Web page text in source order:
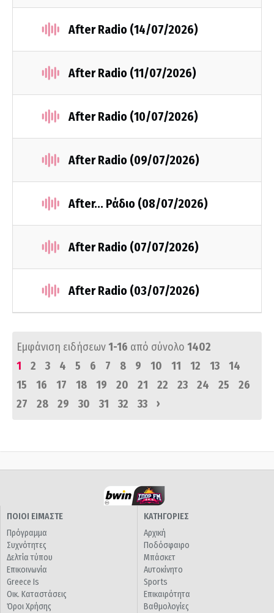
After Radio (14/07/2026)
After Radio (11/07/2026)
After Radio (10/07/2026)
After Radio (09/07/2026)
After... Ράδιο (08/07/2026)
After Radio (07/07/2026)
After Radio (03/07/2026)
Εμφάνιση ειδήσεων1-16 από σύνολο 1402
1
2 3 4 5 6 7 8 9 10 11 12 13
14
15
16 17 18 19 20 21 22 23 24 25
26
27
28 29 30 31 32 33 ›
ΠΟΙΟΙ ΕΙΜΑΣΤΕ
Πρόγραμμα
Συχνότητες
Δελτία τύπου
Επικοινωνία
Greece Is
Οικ. Καταστάσεις
Όροι Χρήσης
ΚΑΤΗΓΟΡΙΕΣ
Αρχική
Ποδόσφαιρο
Μπάσκετ
Αυτοκίνητο
Sports
Επικαιρότητα
Βαθμολογίες